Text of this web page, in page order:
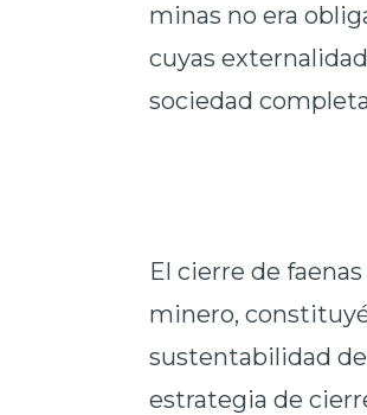
minas no era
cuyas
sociedad
El cierre de
minero,
sustentabilidad de
estrategia de